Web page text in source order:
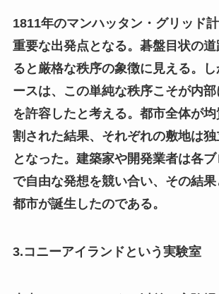
1811年のマンハッタン・グリッド
重要な出発点となる。碁盤目状の
ると厳格な秩序の象徴に見える。
ースは、この単純な秩序こそが内
を許容したと考える。都市全体が
割された結果、それぞれの敷地は
となった。建築家や開発業者は各
で自由な発想を競い合い、その結
都市が誕生したのである。
3.コニーアイランドという実験室